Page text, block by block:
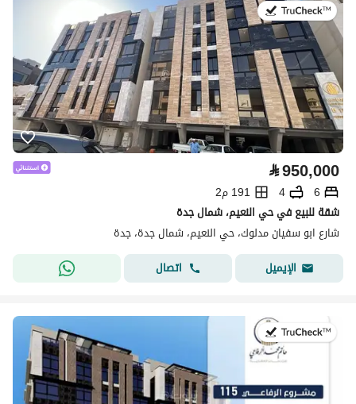
في:5 أغسطس 2026
⃁950,000
6
4
191 م2
شقة للبيع في حي النعيم، شمال جدة
شارع ابو سفيان مدلوك، حي النعيم، شمال جدة، جدة
الإيميل
اتصال
في:28 يوليو 2026